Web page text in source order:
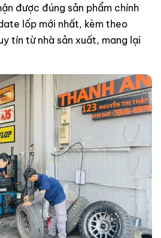
được đúng sản phẩm chính
lốp mới nhất, kèm theo
tín từ nhà sản xuất, mang lại